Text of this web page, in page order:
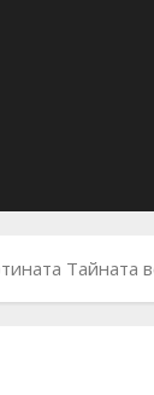
Тайната